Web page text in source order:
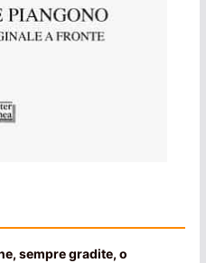
sempre gradite, o